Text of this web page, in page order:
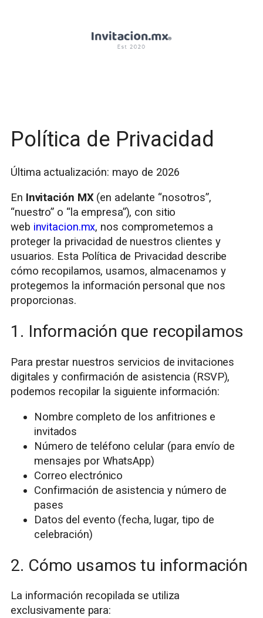
Política de Privacidad
Última actualización: mayo de 2026
En Invitación MX(en adelante “nosotros”,
“nuestro” o “la empresa”), con sitio
web invitacion.mx, nos comprometemos a
proteger la privacidad de nuestros clientes y
usuarios. Esta Política de Privacidad describe
cómo recopilamos, usamos, almacenamos y
protegemos la información personal que nos
proporcionas.
1. Información que recopilamos
Para prestar nuestros servicios de invitaciones
digitales y confirmación de asistencia (RSVP),
podemos recopilar la siguiente información:
Nombre completo de los anfitriones e
invitados
Número de teléfono celular (para envío de
mensajes por WhatsApp)
Correo electrónico
Confirmación de asistencia y número de
pases
Datos del evento (fecha, lugar, tipo de
celebración)
2. Cómo usamos tu información
La información recopilada se utiliza
exclusivamente para: